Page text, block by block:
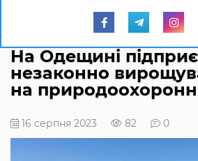
На Одещині
незаконно
на
16 серпня 2023 82 0